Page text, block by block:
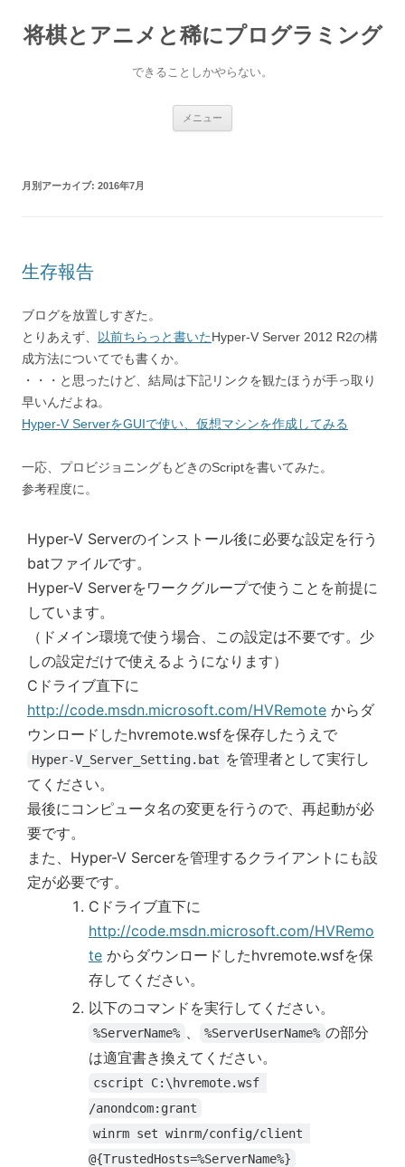
テ
ン
将棋とアニメと稀にプログラミング
できることしかやらない。
メニュー
月別アーカイブ: 2016年7月
生存報告
ブログを放置しすぎた。
とりあえず、
以前ちらっと書いたHyper-V Server 2012 R2の構
成方法についてでも書くか。
・・・と思ったけど、結局は下記リンクを観たほうが手っ取り
早いんだよね。
Hyper-V ServerをGUIで使い、仮想マシンを作成してみる
一応、プロビジョニングもどきのScriptを書いてみた。
参考程度に。
Hyper-V Serverのインストール後に必要な設定を行う
batファイルです。
Hyper-V Serverをワークグループで使うことを前提に
しています。
（ドメイン環境で使う場合、この設定は不要です。少
しの設定だけで使えるようになります）
Cドライブ直下に
http://code.msdn.microsoft.com/HVRemote からダ
ウンロードしたhvremote.wsfを保存したうえで
Hyper-V_Server_Setting.bat を管理者として実行し
てください。
最後にコンピュータ名の変更を行うので、再起動が必
要です。
また、Hyper-V Sercerを管理するクライアントにも設
定が必要です。
Cドライブ直下に
http://code.msdn.microsoft.com/HVRemo
te からダウンロードしたhvremote.wsfを保
存してください。
以下のコマンドを実行してください。
%ServerName% 、 %ServerUserName% の部分
は適宜書き換えてください。
cscript C:\hvremote.wsf
/anondcom:grant
winrm set winrm/config/client
@{TrustedHosts=%ServerName%}